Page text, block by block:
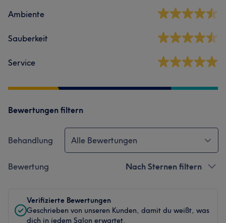
Ambiente
Sauberkeit
Service
Bewertungen filtern
Behandlung Alle Bewertungen
Bewertung Nach Sternen filtern
Verifizierte Bewertungen
Geschrieben von unseren Kunden, damit du weißt, was
dich in jedem Salon erwartet.